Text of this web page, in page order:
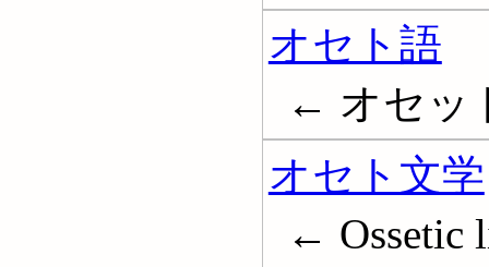
オセト語
← オセッ
オセト文学
← Ossetic